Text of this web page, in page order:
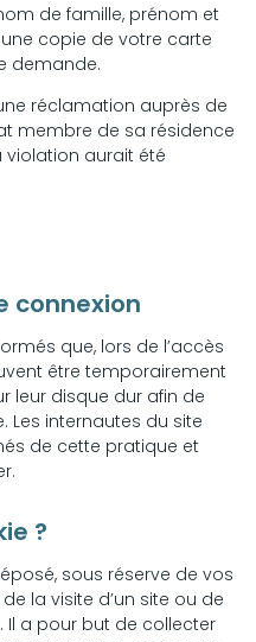
de famille, prénom et
copie de votre carte
demande.
réclamation auprès de
membre de sa résidence
violation aurait été
connexion
que, lors de l’accès
être temporairement
leur disque dur afin de
Les internautes du site
de cette pratique et
?
sous réserve de vos
la visite d’un site ou de
Il a pour but de collecter